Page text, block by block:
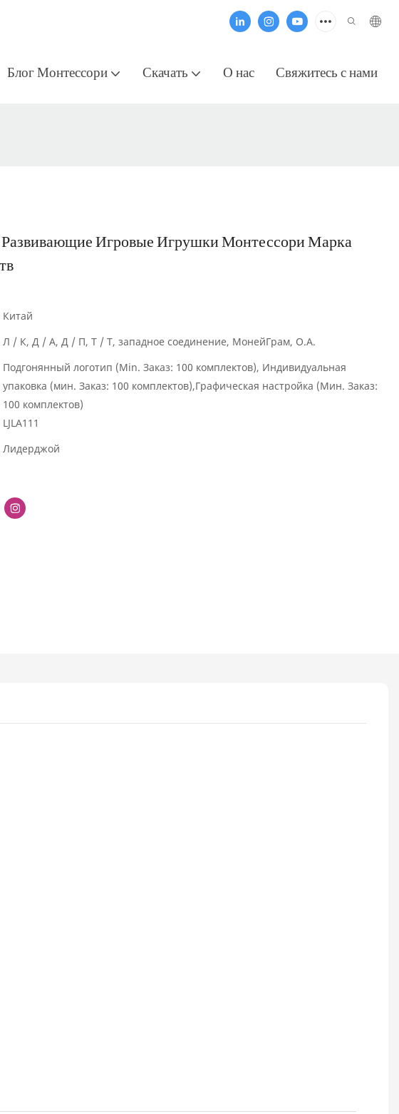
Блог Монтессори Скачать О нас Свяжитесь с нами
Игровые Игрушки Монтессори Марка
Китай
Л / К, Д / А, Д / П, Т / Т, западное соединение, МонейГрам, О.А.
Подгонянный логотип (Min. Заказ: 100 комплектов), Индивидуальная
упаковка (мин. Заказ: 100 комплектов),Графическая настройка (Мин. Заказ:
100 комплектов)
LJLA111
Лидерджой